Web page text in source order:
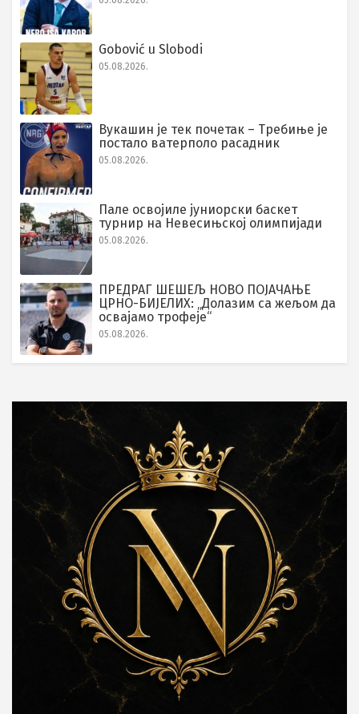
Gobović u Slobodi
05.08.2026.
Вукашин је тек почетак – Требиње је
постало ватерполо расадник
05.08.2026.
Пале освојиле јуниорски баскет
турнир на Невесињској олимпијади
05.08.2026.
ПРЕДРАГ ШЕШЕЉ НОВО ПОЈАЧАЊЕ
ЦРНО-БИЈЕЛИХ: „Долазим са жељом да
освајамо трофеје“
05.08.2026.